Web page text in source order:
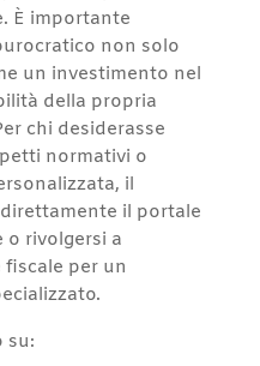
È importante
non solo
un investimento nel
della propria
chi desiderasse
normativi o
il
il portale
o rivolgersi a
per un
su: